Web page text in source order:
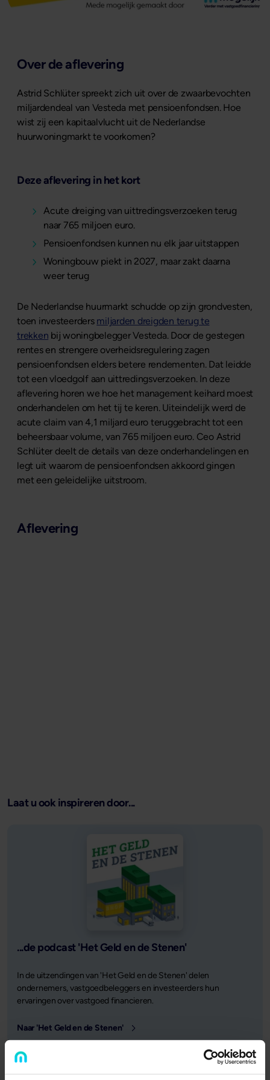
Over de aflevering
Astrid Schlüter spreekt zich uit over de zwaarbevochten
miljardendeal van Vesteda met pensioenfondsen. Hoe
wist zij een kapitaalvlucht uit de Nederlandse
huurwoningmarkt te voorkomen?
Deze aflevering in het kort
Acute dreiging van uittredingsverzoeken terug
naar 765 miljoen euro.
Pensioenfondsen kunnen nu elk jaar uitstappen
Woningbouw piekt in 2027, maar zakt daarna
weer terug
De Nederlandse huurmarkt schudde op zijn grondvesten,
toen investeerders miljarden dreigden terug te
trekken bij woningbelegger Vesteda. Door de gestegen
rentes en strengere overheidsregulering zagen
pensioenfondsen elders betere rendementen. Dat leidde
tot een vloedgolf aan uittredingsverzoeken. In deze
aflevering horen we hoe het management keihard moest
onderhandelen om het tij te keren. Uiteindelijk werd de
acute claim van 4,1 miljard euro teruggebracht tot een
beheersbaar volume, van 765 miljoen euro. Ceo Astrid
Schlüter deelt de details van deze onderhandelingen en
legt uit waarom de pensioenfondsen akkoord gingen
met een geleidelijke uitstroom.
Aflevering
Laat u ook inspireren door...
...de podcast 'Het Geld en de Stenen'
In de uitzendingen van 'Het Geld en de Stenen' delen
ondernemers, vastgoedbeleggers en investeerders hun
ervaringen over vastgoed financieren.
Naar 'Het Geld en de Stenen'